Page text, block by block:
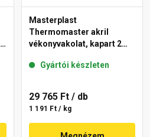
Masterplast
Thermomaster akril
vékonyvakolat, kapart 2
Gyártói készleten
29 765 Ft / db
1 191 Ft / kg